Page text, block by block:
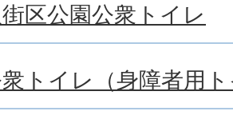
区公園公衆トイレ
トイレ（身障者用